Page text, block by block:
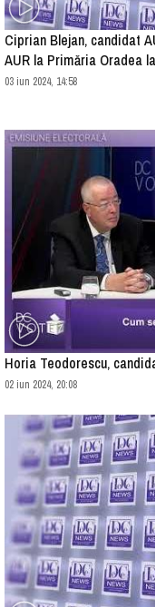
Ciprian Blejan, candidat
AUR la Primăria Oradea
03 iun 2024, 14:58
Horia Teodorescu,
02 iun 2024, 20:08